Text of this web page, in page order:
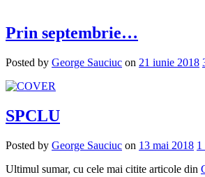
Prin septembrie…
Posted by George Sauciuc on 21 iunie 2018
SPCLU
Posted by George Sauciuc on 13 mai 2018 1
Ultimul sumar, cu cele mai citite articole din